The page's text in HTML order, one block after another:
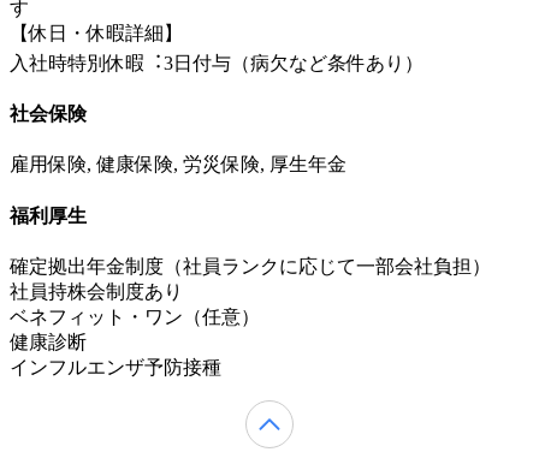
す
【休日・休暇詳細】
入社時特別休暇︓3⽇付与（病⽋など条件あり）
社会保険
雇用保険, 健康保険, 労災保険, 厚生年金
福利厚生
確定拠出年金制度（社員ランクに応じて一部会社負担）
社員持株会制度あり
ベネフィット・ワン（任意）
健康診断
インフルエンザ予防接種